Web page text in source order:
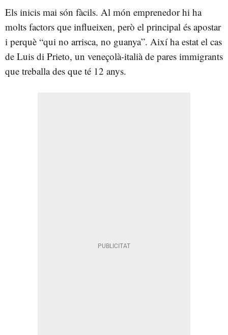
Els inicis mai són fàcils. Al món emprenedor hi ha
molts factors que influeixen, però el principal és apostar
i perquè “qui no arrisca, no guanya”. Així ha estat el cas
de Luis di Prieto, un veneçolà-italià de pares immigrants
que treballa des que té 12 anys.